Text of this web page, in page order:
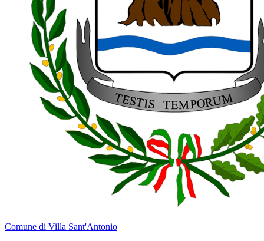
Comune di Villa Sant'Antonio